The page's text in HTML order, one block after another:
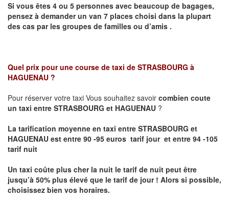
Si vous êtes 4 ou 5 personnes avec beaucoup de bagages,
pensez à demander un van 7 places choisi dans la plupart
des cas par les groupes de familles ou d’amis .
Quel prix pour une course de taxi de STRASBOURG à
HAGUENAU ?
Pour réserver votre taxi Vous souhaitez savoir combien coute
un taxi entre STRASBOURG et HAGUENAU ?
La tarification moyenne en taxi entre STRASBOURG et
HAGUENAU est entre 90 -95 euros tarif jour et entre 94 -105
tarif nuit
Un taxi coûte plus cher la nuit le tarif de nuit peut être
jusqu’à 50% plus élevé que le tarif de jour ! Alors si possible,
choisissez bien vos horaires.